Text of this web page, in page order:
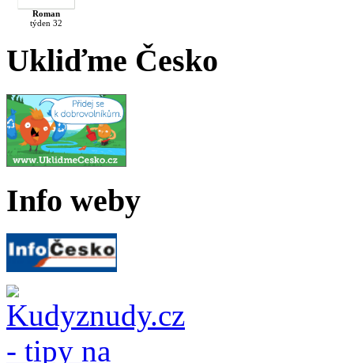
Roman
týden 32
Ukliďme Česko
Info weby